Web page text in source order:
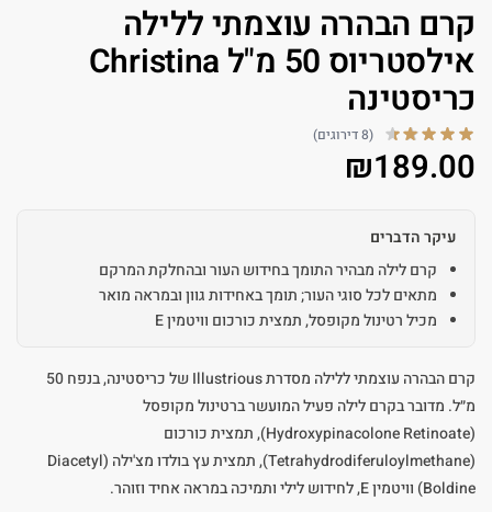
קרם הבהרה עוצמתי ללילה
אילסטריוס 50 מ"ל Christina
כריסטינה
(8 דירוגים)
₪189.00
עיקר הדברים
קרם לילה מבהיר התומך בחידוש העור ובהחלקת המרקם
מתאים לכל סוגי העור; תומך באחידות גוון ובמראה מואר
מכיל רטינול מקופסל, תמצית כורכום וויטמין E
קרם הבהרה עוצמתי ללילה מסדרת Illustrious של כריסטינה, בנפח 50
מ״ל. מדובר בקרם לילה פעיל המועשר ברטינול מקופסל
(Hydroxypinacolone Retinoate), תמצית כורכום
(Tetrahydrodiferuloylmethane), תמצית עץ בולדו מצ'ילה (Diacetyl
Boldine) וויטמין E, לחידוש לילי ותמיכה במראה אחיד וזוהר.